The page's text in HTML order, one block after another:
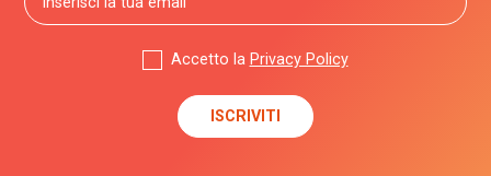
Accetto la Privacy Policy